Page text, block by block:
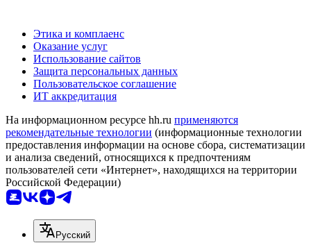
Этика и комплаенс
Оказание услуг
Использование сайтов
Защита персональных данных
Пользовательское соглашение
ИТ аккредитация
На информационном ресурсе hh.ru применяются
рекомендательные технологии (информационные технологии
предоставления информации на основе сбора, систематизации
и анализа сведений, относящихся к предпочтениям
пользователей сети «Интернет», находящихся на территории
Российской Федерации)
Русский